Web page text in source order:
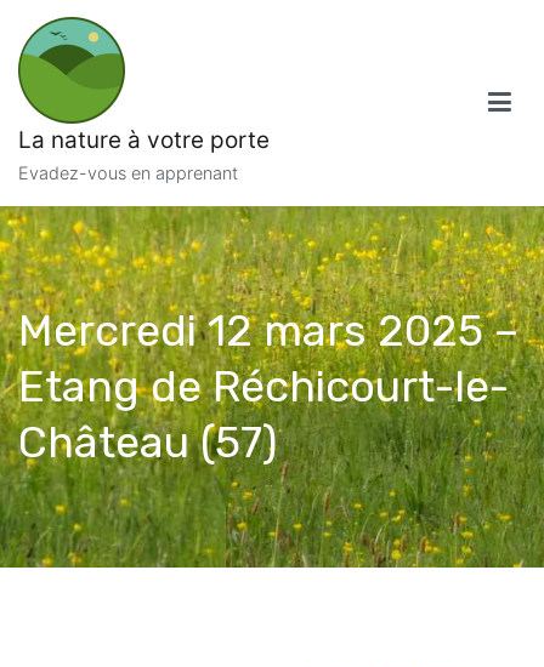
contenu
La nature à votre porte
Evadez-vous en apprenant
Mercredi 12 mars 2025 –
Etang de Réchicourt-le-
Château (57)